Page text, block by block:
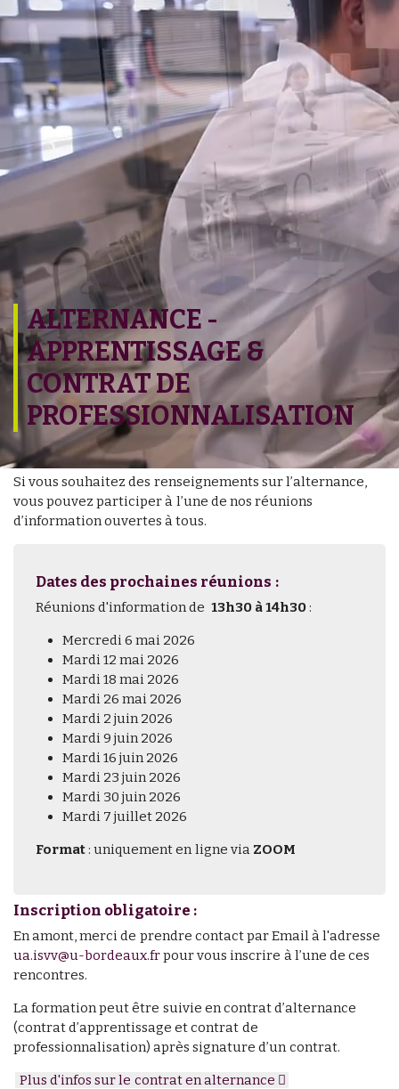
ALTERNANCE -
APPRENTISSAGE &
CONTRAT DE
PROFESSIONNALISATION
Si vous souhaitez des renseignements sur l’alternance,
vous pouvez participer à l’une de nos réunions
d’information ouvertes à tous.
Dates des prochaines réunions :
Réunions d'information de 13h30 à 14h30:
Mercredi 6 mai 2026
Mardi 12 mai 2026
Mardi 18 mai 2026
Mardi 26 mai 2026
Mardi 2 juin 2026
Mardi 9 juin 2026
Mardi 16 juin 2026
Mardi 23 juin 2026
Mardi 30 juin 2026
Mardi 7 juillet 2026
Format : uniquement en ligne via ZOOM
Inscription obligatoire :
En amont, merci de prendre contact par Email à l'adresse
ua.isvv@u-bordeaux.frpour vous inscrire à l’une de ces
rencontres.
La formation peut être suivie en contrat d’alternance
(contrat d’apprentissage et contrat de
professionnalisation) après signature d’un contrat.
Plus d'infos sur le contrat en alternance